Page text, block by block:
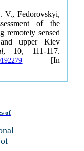
V., Fedorovskyi,
of the
remotely sensed
upper Kiev
, 10, 111-117.
[In
of